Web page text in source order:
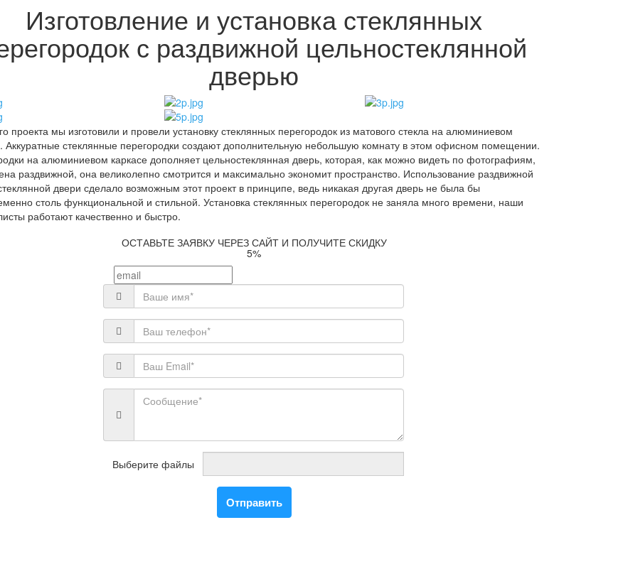
Изготовление и установка стеклянных
с раздвижной цельностеклянной
дверью
проекта мы изготовили и провели установку стеклянных перегородок из матового стекла на алюминиевом
Аккуратные стеклянные перегородки создают дополнительную небольшую комнату в этом офисном помещении.
на алюминиевом каркасе дополняет цельностеклянная дверь, которая, как можно видеть по фотографиям,
раздвижной, она великолепно смотрится и максимально экономит пространство. Использование раздвижной
двери сделало возможным этот проект в принципе, ведь никакая другая дверь не была бы
столь функциональной и стильной. Установка стеклянных перегородок не заняла много времени, наши
работают качественно и быстро.
ОСТАВЬТЕ ЗАЯВКУ ЧЕРЕЗ САЙТ И ПОЛУЧИТЕ СКИДКУ
5%
Выберите файлы
Отправить